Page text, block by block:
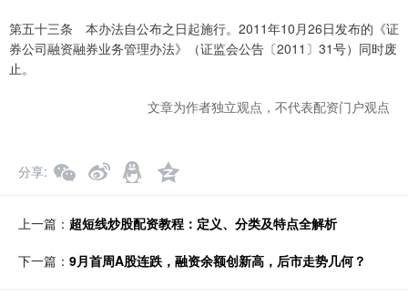
第五十三条 本办法自公布之日起施行。2011年10月26日发布的《证
券公司融资融券业务管理办法》（证监会公告〔2011〕31号）同时废
止。
文章为作者独立观点，不代表配资门户观点
分享
上一篇： 超短线炒股配资教程：定义、分类及特点全解析
下一篇： 9月首周A股连跌，融资余额创新高，后市走势几何？